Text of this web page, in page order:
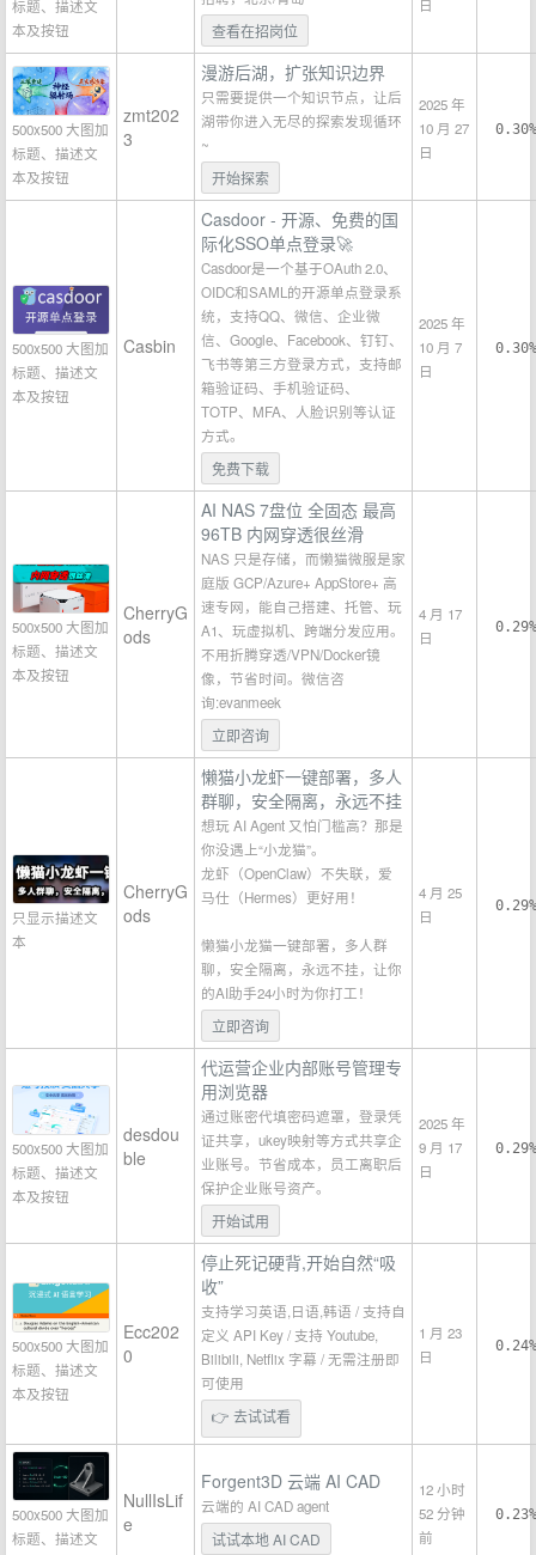
标题、描述文
本及按钮
查看在招岗位
日
500x500 大图加
标题、描述文
本及按钮
zmt202
3
漫游后湖，扩张知识边界
只需要提供一个知识节点，让后
湖带你进入无尽的探索发现循环
~
开始探索
2025 年
10 月 27
日
0.30%
500x500 大图加
标题、描述文
本及按钮
Casbin
Casdoor - 开源、免费的国
际化SSO单点登录🚀
Casdoor是一个基于OAuth 2.0、
OIDC和SAML的开源单点登录系
统，支持QQ、微信、企业微
信、Google、Facebook、钉钉、
飞书等第三方登录方式，支持邮
箱验证码、手机验证码、
TOTP、MFA、人脸识别等认证
方式。
免费下载
2025 年
10 月 7
日
0.30%
500x500 大图加
标题、描述文
本及按钮
CherryG
ods
AI NAS 7盘位 全固态 最高
96TB 内网穿透很丝滑
NAS 只是存储，而懒猫微服是家
庭版 GCP/Azure+ AppStore+ 高
速专网，能自己搭建、托管、玩
A1、玩虚拟机、跨端分发应用。
不用折腾穿透/VPN/Docker镜
像，节省时间。微信咨
询:evanmeek
立即咨询
4 月 17
日
0.29%
只显示描述文
本
CherryG
ods
懒猫小龙虾一键部署，多人
群聊，安全隔离，永远不挂
想玩 AI Agent 又怕门槛高？那是
你没遇上“小龙猫”。
龙虾（OpenClaw）不失联，爱
马仕（Hermes）更好用！
懒猫小龙猫一键部署，多人群
聊，安全隔离，永远不挂，让你
的AI助手24小时为你打工！
立即咨询
4 月 25
日
0.29%
500x500 大图加
标题、描述文
本及按钮
desdou
ble
代运营企业内部账号管理专
用浏览器
通过账密代填密码遮罩，登录凭
证共享，ukey映射等方式共享企
业账号。节省成本，员工离职后
保护企业账号资产。
开始试用
2025 年
9 月 17
日
0.29%
500x500 大图加
标题、描述文
本及按钮
Ecc202
0
停止死记硬背,开始自然“吸
收”
支持学习英语,日语,韩语 / 支持自
定义 API Key / 支持 Youtube,
Bilibili, Netflix 字幕 / 无需注册即
可使用
👉 去试试看
1 月 23
日
0.24%
500x500 大图加
标题、描述文
NullIsLif
e
Forgent3D 云端 AI CAD
云端的 AI CAD agent
试试本地 AI CAD
12 小时
52 分钟
前
0.23%